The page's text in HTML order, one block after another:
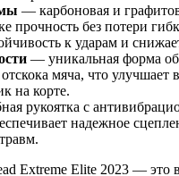
— карбоновая и
прочность без потери
к ударам и
— уникальная форма
мяча, что улучшает
на корте.
рукоятка с
надежное
Extreme Elite 2023 — это